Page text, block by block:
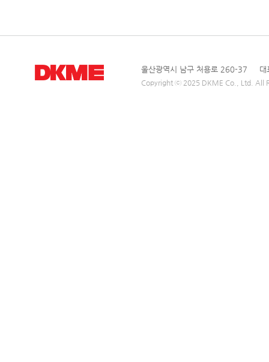
울산광역시 남구 처용로 260-37
Copyright ⓒ 2025 DKME Co., Ltd. All